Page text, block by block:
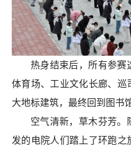
热身结束后，所有参赛
体育场、工业文化长廊、巡
大地标建筑，最终回到图书
空气清新， 草木芬芳。
发的电院人们踏上了环跑之